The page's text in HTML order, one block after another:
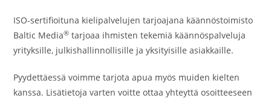
ISO-sertifioituna kielipalvelujen tarjoajana käännöstoimisto
Baltic Media® tarjoaa ihmisten tekemiä käännöspalveluja
yrityksille, julkishallinnollisille ja yksityisille asiakkaille.
Pyydettäessä voimme tarjota apua myös muiden kielten
kanssa. Lisätietoja varten voitte ottaa yhteyttä osoitteeseen